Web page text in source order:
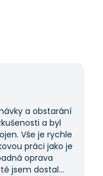
a obstarání
a byl
Vše je rychle
práci jako je
oprava
jsem dostal